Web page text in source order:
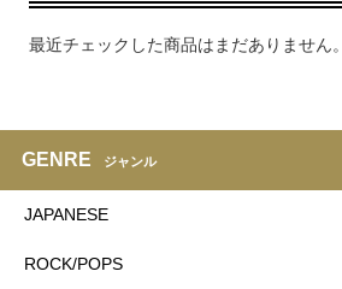
最近チェックした商品はまだありません。
GENRE ジャンル
JAPANESE
ROCK/POPS